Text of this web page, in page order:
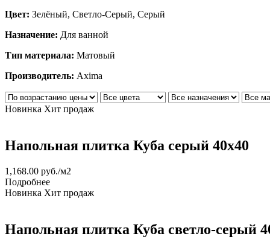
Цвет: Зелёный, Светло-Серый, Серый
Назначение: Для ванной
Тип материала: Матовый
Производитель: Axima
Новинка Хит продаж
Напольная плитка Куба серый 40x40
1,168.00 руб./м2
Подробнее
Новинка Хит продаж
Напольная плитка Куба светло-серый